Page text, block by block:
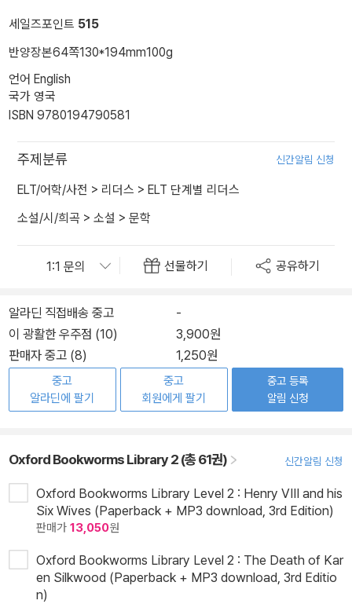
세일즈포인트 515
반양장본64쪽130*194mm100g
언어 English
국가 영국
ISBN 9780194790581
주제분류 신간알림 신청
ELT/어학/사전 > 리더스 > ELT 단계별 리더스
소설/시/희곡 > 소설 > 문학
선물하기 공유하기
알라딘 직접배송 중고
-
이 광활한 우주점 (10)
3,900원
판매자 중고 (8)
1,250원
중고
알라딘에 팔기
중고
회원에게 팔기
중고 등록
알림 신청
Oxford Bookworms Library 2 (총 61권) 신간알림 신청
Oxford Bookworms Library Level 2 : Henry VIII and his
Six Wives (Paperback + MP3 download, 3rd Edition)
판매가 13,050원
Oxford Bookworms Library Level 2 : The Death of Kar
en Silkwood (Paperback + MP3 download, 3rd Editio
n)